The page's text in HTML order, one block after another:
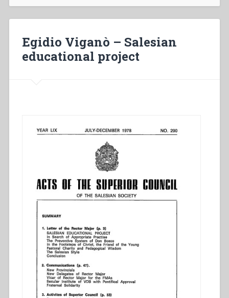
xá
thánh
Egidio Viganò – Salesian
educational project